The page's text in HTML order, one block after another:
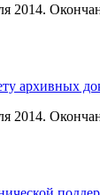
2014.
архивных
2014.